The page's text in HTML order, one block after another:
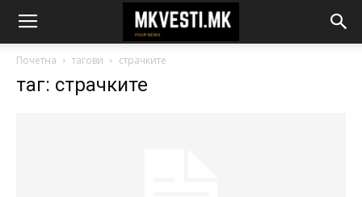
Почетна тагови страчките
таг: страчките